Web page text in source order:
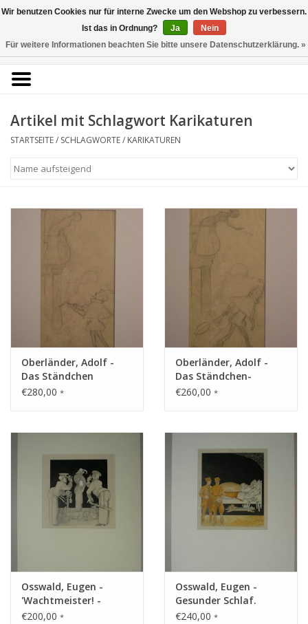
0 Artikel - €0,00
Kunstantiquariat
Rolf Brehmer
Portal für Grafik aus 5
KÜNSTLERLISTE
Startseite
Alle Werke
Fotografie
Artikel mit Schlagwort Karikaturen
STARTSEITE/ SCHLAGWORTE/ KARIKATUREN
Oberländer, Adolf -
Das Ständchen
€280,00 *
Oberländer, Adolf -
Das Ständchen-
erfolglos
€260,00 *
Osswald, Eugen -
'Wachtmeister! -
Verhaften Sie den
€200,00 *
Osswald, Eugen -
Gesunder Schlaf.
"Bachhaus-Bremen -
€240,00 *
Wir benutzen Cookies nur für interne Zwecke um den Webshop zu verbessern.
Ist das in Ordnung?
Ja
Nein
Für weitere Informationen beachten Sie bitte unsere Datenschutzerklärung. »